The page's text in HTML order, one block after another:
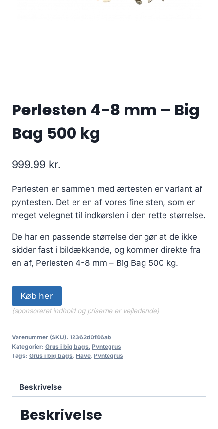
Perlesten 4-8 mm – Big
Bag 500 kg
999.99 kr.
Perlesten er sammen med ærtesten er variant af
pyntesten. Det er en af vores fine sten, som er
meget velegnet til indkørslen i den rette størrelse.
De har en passende størrelse der gør at de ikke
sidder fast i bildækkende, og kommer direkte fra
en af, Perlesten 4-8 mm – Big Bag 500 kg.
Køb her
(sponsoreret indhold og priserne er vejledende)
Varenummer (SKU): 12362d0f46ab
Kategorier: Grus i big bags, Pyntegrus
Tags: Grus i big bags, Have, Pyntegrus
Beskrivelse
Beskrivelse